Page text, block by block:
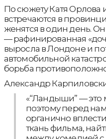
По сюжету Катя Орлова
встречаются в
женятся в один день.
— рафинированная
выросла в Лондоне и
автомобильной
борьба
Александр
«“Ландыши” — это
поэтому перед
органично
ткань фильма,